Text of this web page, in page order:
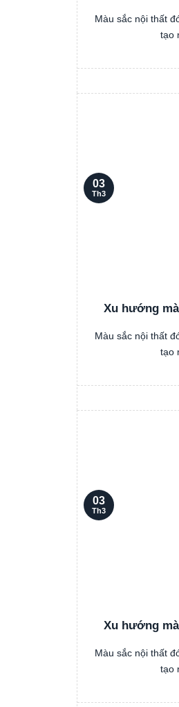
Màu sắc nội thất
tạo
Xu hướng
Màu sắc nội thất
tạo
03
Th3
Xu hướng
Màu sắc nội thất
tạo
03
Th3